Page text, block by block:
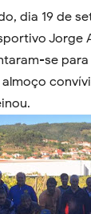
dia 19 de
Jorge
se